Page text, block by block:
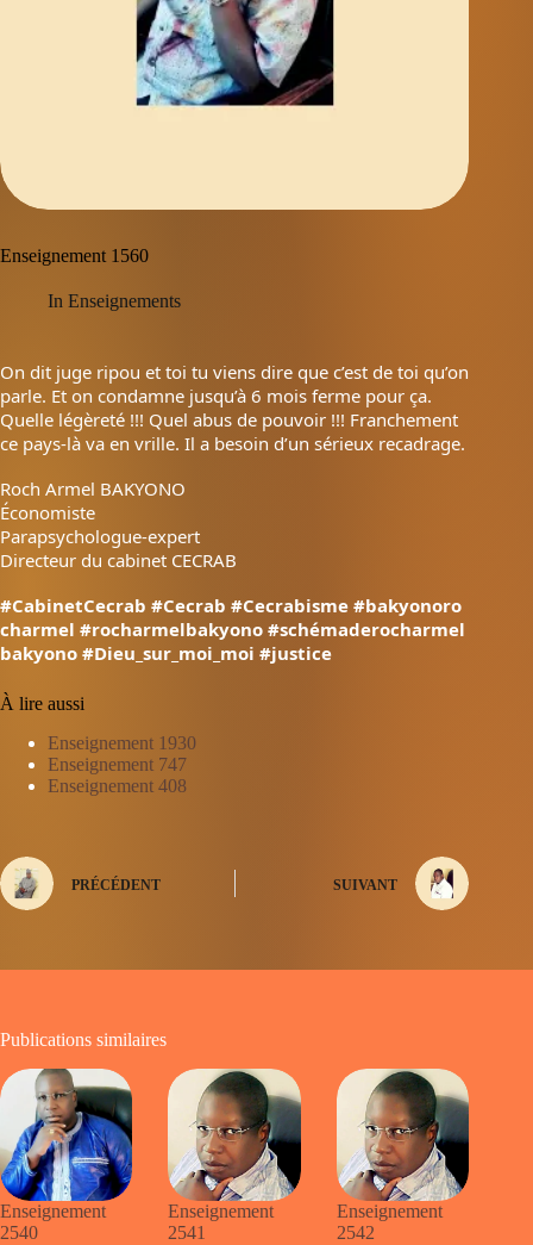
Enseignement 1560
In Enseignements
On dit juge ripou et toi tu viens dire que c’est de toi qu’on
parle. Et on condamne jusqu’à 6 mois ferme pour ça.
Quelle légèreté !!! Quel abus de pouvoir !!! Franchement
ce pays-là va en vrille. Il a besoin d’un sérieux recadrage.
Roch Armel BAKYONO
Économiste
Parapsychologue-expert
Directeur du cabinet CECRAB
#CabinetCecrab #Cecrab #Cecrabisme #bakyonoro
charmel #rocharmelbakyono #schémaderocharmel
bakyono #Dieu_sur_moi_moi #justice
À lire aussi
Enseignement 1930
Enseignement 747
Enseignement 408
PRÉCÉDENT SUIVANT
Publications similaires
Enseignement
2540
Enseignement
2541
Enseignement
2542